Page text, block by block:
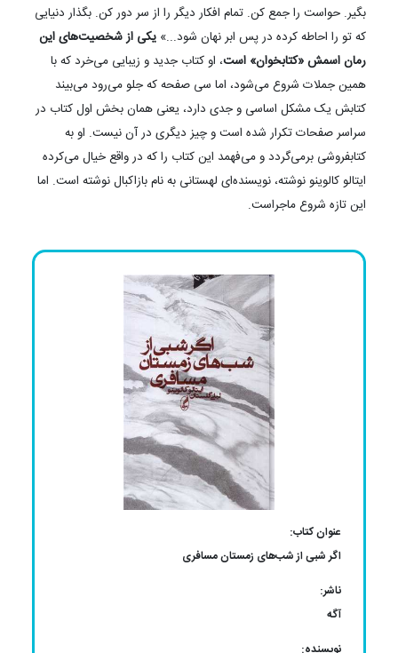
بگیر. حواست را جمع کن. تمام افکار دیگر را از سر دور کن. بگذار دنیایی
که تو را احاطه کرده در پس ابر نهان شود...» یکی از شخصیت‌های این
رمان اسمش «کتابخوان» است، او کتاب جدید و زیبایی می‌خرد که با
همین جملات شروع می‌شود، اما سی صفحه که جلو می‌رود می‌بیند
کتابش یک مشکل اساسی و جدی دارد، یعنی همان بخش اول کتاب در
سراسر صفحات تکرار شده است و چیز دیگری در آن نیست. او به
کتابفروشی برمی‌گردد و می‌فهمد این کتاب را که در واقع خیال می‌کرده
ایتالو کالوینو نوشته، نویسنده‌ای لهستانی به نام بازاکبال نوشته است. اما
این تازه شروع ماجراست.
عنوان کتاب:
اگر شبی از شب‌های زمستان مسافری
ناشر:
آگه